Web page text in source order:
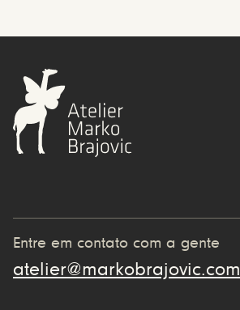
Entre em contato com a gente
atelier@markobrajovic.com